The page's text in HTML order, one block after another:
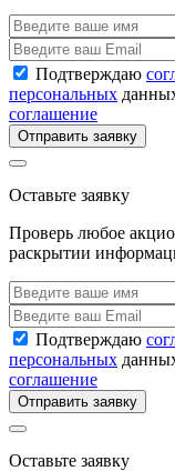
Подтверждаю
персональных
соглашение
Отправить заявку
Оставьте заявку
Проверь любое
раскрытии
Подтверждаю
персональных
соглашение
Отправить заявку
Оставьте заявку